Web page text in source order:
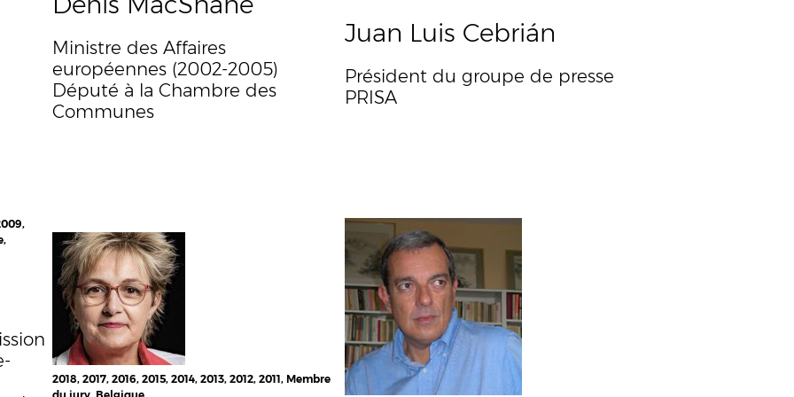
Ministre des Affaires
européennes (2002-2005)
Député à la Chambre des
Communes
Juan Luis Cebrián
Président du groupe de presse
PRISA
2018, 2017, 2016, 2015, 2014, 2013, 2012, 2011, Membre